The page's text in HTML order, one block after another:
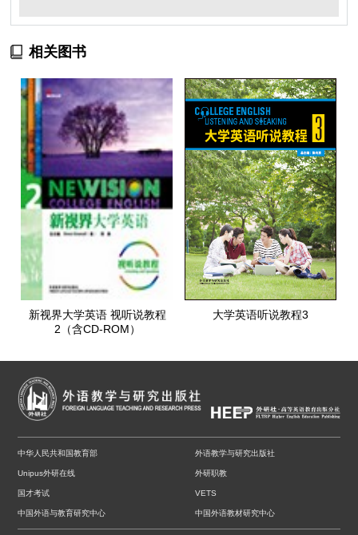
相关图书
新视界大学英语 视听说教程
2（含CD-ROM）
大学英语听说教程3
中华人民共和国教育部 外语教学与研究出版社
Unipus外研在线 外研职教
国才考试 VETS
中国外语与教育研究中心 中国外语教材研究中心